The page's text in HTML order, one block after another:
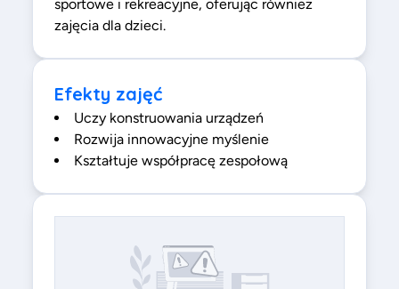
sportowe i rekreacyjne, oferując również
zajęcia dla dzieci.
Efekty zajęć
Uczy konstruowania urządzeń
Rozwija innowacyjne myślenie
Kształtuje współpracę zespołową